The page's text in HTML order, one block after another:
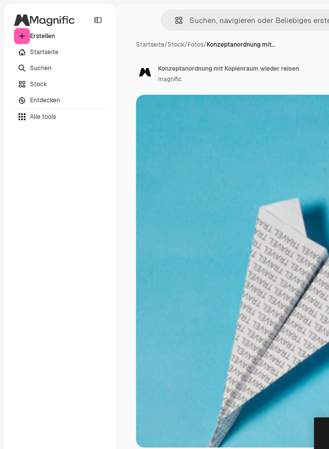
Erstellen
Startseite
Suchen
Stock
Entdecken
Alle tools
Startseite/Stock/Fotos/Konzeptanordnung mit…
Konzeptanordnung mit Kopienraum wieder reisen
magnific